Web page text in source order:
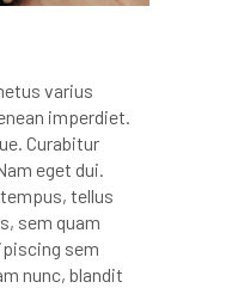
varius
imperdiet.
Curabitur
eget dui.
tellus
sem quam
sem
nunc, blandit